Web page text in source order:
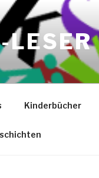
LESER
Kinderbücher